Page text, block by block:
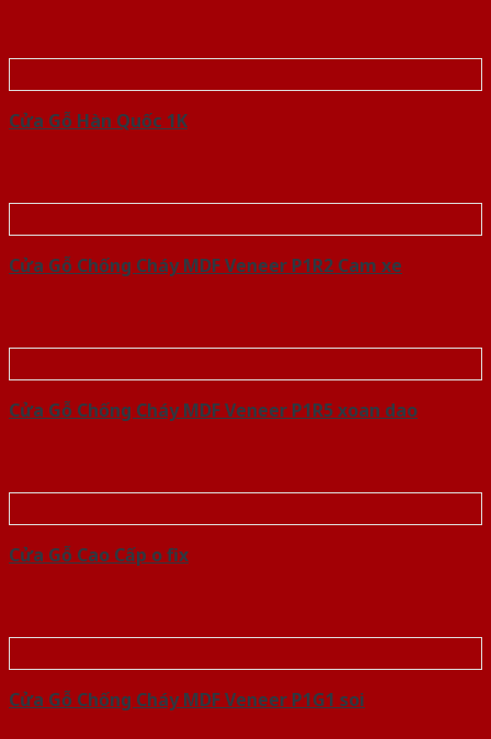
Cửa Gỗ Hàn Quốc 1K
Cửa Gỗ Chống Cháy MDF Veneer P1R2 Cam xe
Cửa Gỗ Chống Cháy MDF Veneer P1R5 xoan dao
Cửa Gỗ Cao Cấp o fix
Cửa Gỗ Chống Cháy MDF Veneer P1G1 soi